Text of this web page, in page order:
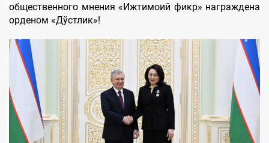
общественного мнения «Ижтимоий фикр» награждена
орденом «Дўстлик»!